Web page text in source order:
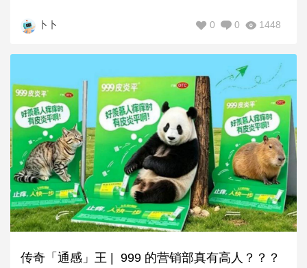
卜卜 1448
0
0
传奇「通感」王 | 999 的营销部真有高人？？？